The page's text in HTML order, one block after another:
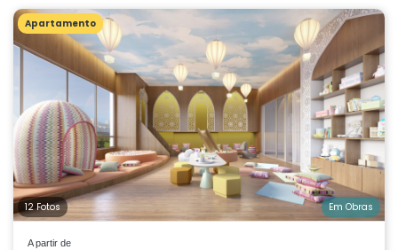
Apartamento
12 Fotos Em Obras
A partir de